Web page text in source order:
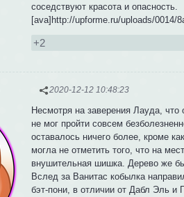
соседствуют красота и опасность.
[ava]http://upforme.ru/uploads/
+2
2020-12-12 10:48:23
Несмотря на заверения Лауда,
не мог пройти совсем
оставалось ничего более, кроме
могла не отметить того, что на
внушительная шишка. Дерево же
Вслед за Ванитас кобылка
бэт-пони, в отличии от Дабл Эль и